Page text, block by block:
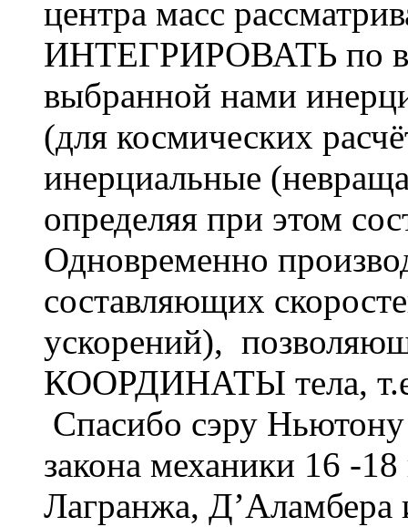
центра масс
ИНТЕГРИРОВАТЬ по
выбранной нами
(для космических
инерциальные
определяя при этом
Одновременно
составляющих
ускорений),
КООРДИНАТЫ тела,
Спасибо сэру
закона механики 16 -
Лагранжа, Д’Аламбера